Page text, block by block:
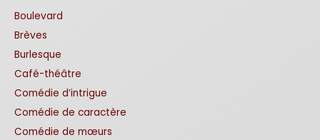
Boulevard
Brèves
Burlesque
Café-théâtre
Comédie d’intrigue
Comédie de caractère
Comédie de mœurs